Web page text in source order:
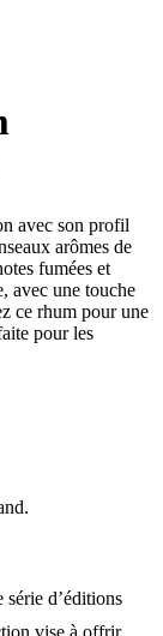
avec son profil
arômes de
fumées et
avec une touche
ce rhum pour une
pour les
série d’éditions
vise à offrir